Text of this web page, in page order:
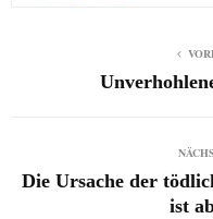
Die Ursache der
ist